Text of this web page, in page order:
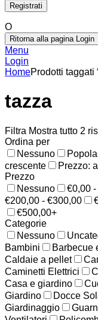
O
Ritorna alla pagina Login
Menu
Login
HomeProdotti taggati
tazza
Filtra Mostra tutto 2
Ordina per
Nessuno
crescente
Prezzo:
Prezzo
Nessuno
€0,00
€200,00 - €300,00
€500,00+
Categorie
Nessuno
Bambini
Barbecue
Caldaie a pellet
Caminetti Elettrici
Casa e giardino
Giardino
Docce
Giardinaggio